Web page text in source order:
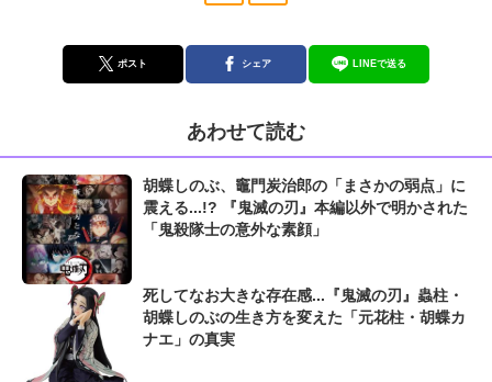
ポスト シェア LINEで送る
あわせて読む
胡蝶しのぶ、竈門炭治郎の「まさかの弱点」に
震える...!? 『鬼滅の刃』本編以外で明かされた
「鬼殺隊士の意外な素顔」
死してなお大きな存在感...『鬼滅の刃』蟲柱・
胡蝶しのぶの生き方を変えた「元花柱・胡蝶カ
ナエ」の真実